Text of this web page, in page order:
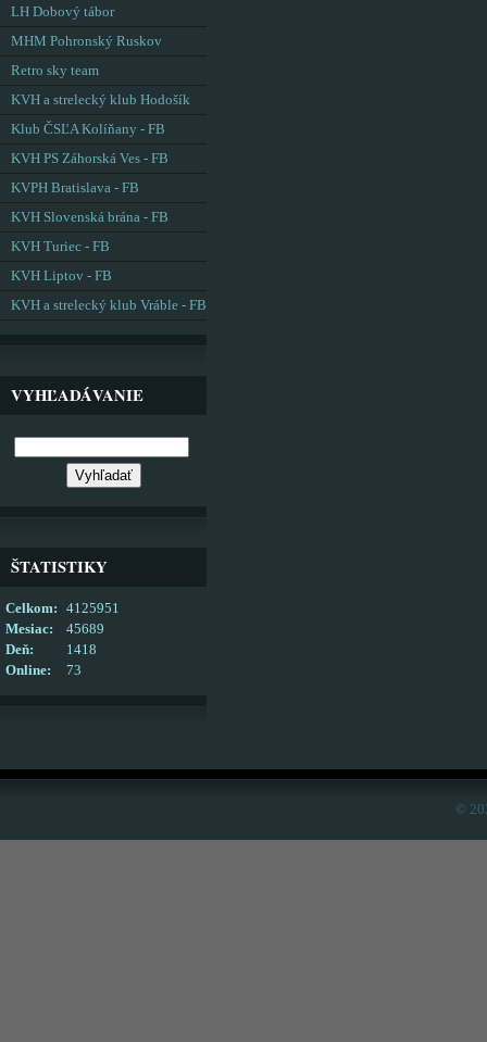
LH Dobový tábor
MHM Pohronský Ruskov
Retro sky team
KVH a strelecký klub Hodošík
Klub ČSĽA Kolíňany - FB
KVH PS Záhorská Ves - FB
KVPH Bratislava - FB
KVH Slovenská brána - FB
KVH Turiec - FB
KVH Liptov - FB
KVH a strelecký klub Vráble - FB
VYHĽADÁVANIE
ŠTATISTIKY
Online: 73
Celkom:
4125951
Mesiac:
45689
Deň:
1418
©